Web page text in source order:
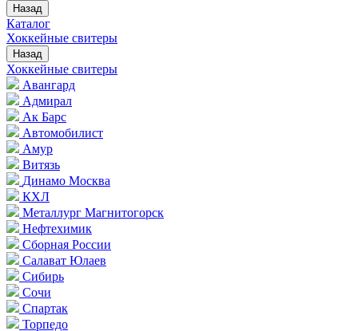
Назад
Каталог
Хоккейные свитеры
Назад
Хоккейные свитеры
Авангард
Адмирал
Ак Барс
Автомобилист
Амур
Витязь
Динамо Москва
КХЛ
Металлург Магнитогорск
Нефтехимик
Сборная России
Салават Юлаев
Сибирь
Сочи
Спартак
Торпедо